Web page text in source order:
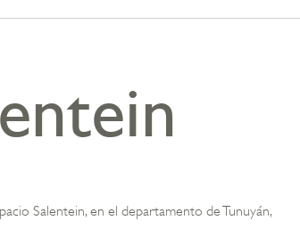
Salentein, en el departamento de Tunuyán,